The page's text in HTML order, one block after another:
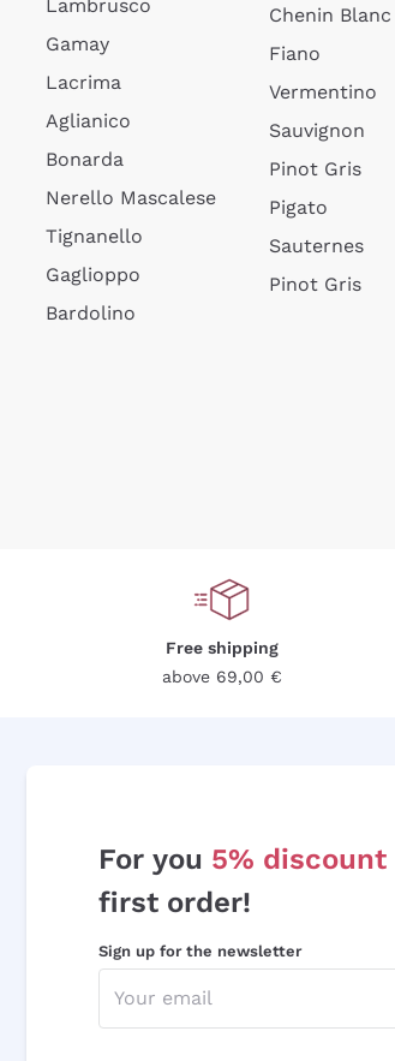
Lambrusco
Gamay
Lacrima
Aglianico
Bonarda
Nerello Mascalese
Tignanello
Gaglioppo
Bardolino
Chenin Blanc
Fiano
Vermentino
Sauvignon
Pinot Gris
Pigato
Sauternes
Pinot Gris
Free shipping
above 69,00 €
For you 5% discount
first order!
Sign up for the newsletter